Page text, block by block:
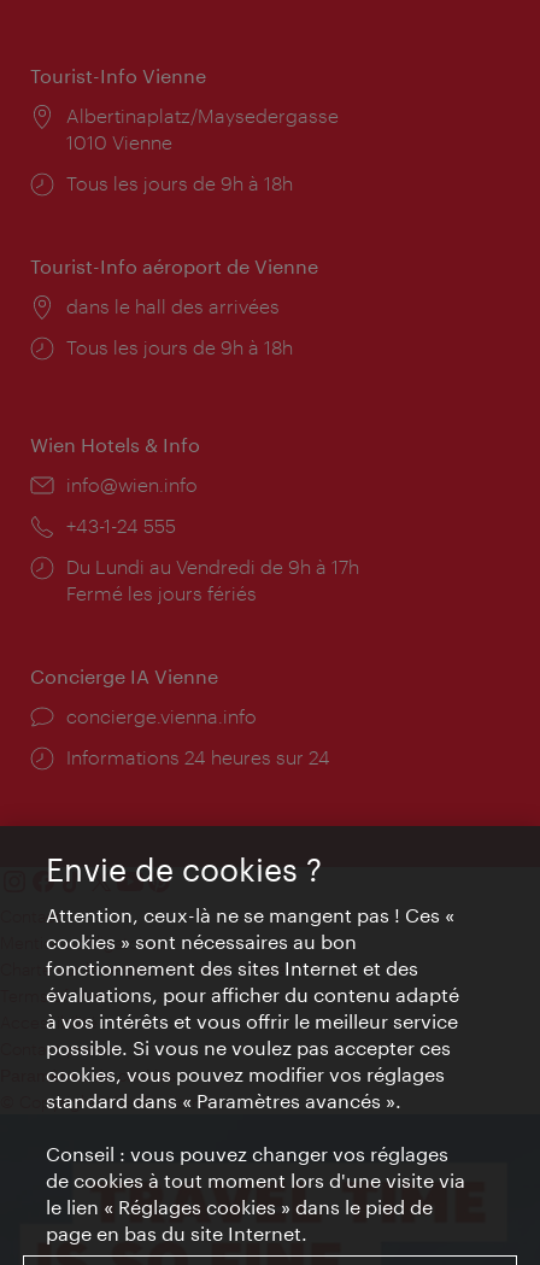
Tourist-Info Vienne
Lieu:
Albertinaplatz/Maysedergasse
1010 Vienne
Horaires
Tous les jours de 9h à 18h
Tourist-Info aéroport de Vienne
Lieu:
dans le hall des arrivées
Horaires
Tous les jours de 9h à 18h
Wien Hotels & Info
E-
info@wien.info
Téléphone:
+43-1-24 555
Horaires
d'ouverture:
Du Lundi au Vendredi de 9h à 17h
Fermé les jours fériés
Concierge IA Vienne
Ort:
concierge.vienna.info
Öffnungszeiten:
Informations 24 heures sur 24
Contact
Mentions obligatoires
Charte sur le respect de la vie privée
Terms of Use
Accessibilité
Contact presse
Paramètres de cookies
© Copyright WienTourismus
Envie de cookies ?
Attention, ceux-là ne se mangent pas ! Ces «
cookies » sont nécessaires au bon
fonctionnement des sites Internet et des
évaluations, pour afficher du contenu adapté
à vos intérêts et vous offrir le meilleur service
possible. Si vous ne voulez pas accepter ces
cookies, vous pouvez modifier vos réglages
standard dans « Paramètres avancés ».
Conseil : vous pouvez changer vos réglages
de cookies à tout moment lors d'une visite via
le lien « Réglages cookies » dans le pied de
page en bas du site Internet.